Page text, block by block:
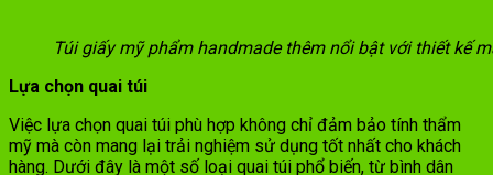
Túi giấy mỹ phẩm handmade thêm nổi bật với thiết kế
Lựa chọn quai túi
Việc lựa chọn quai túi phù hợp không chỉ đảm bảo tính thẩm
mỹ mà còn mang lại trải nghiệm sử dụng tốt nhất cho khách
hàng. Dưới đây là một số loại quai túi phổ biến, từ bình dân